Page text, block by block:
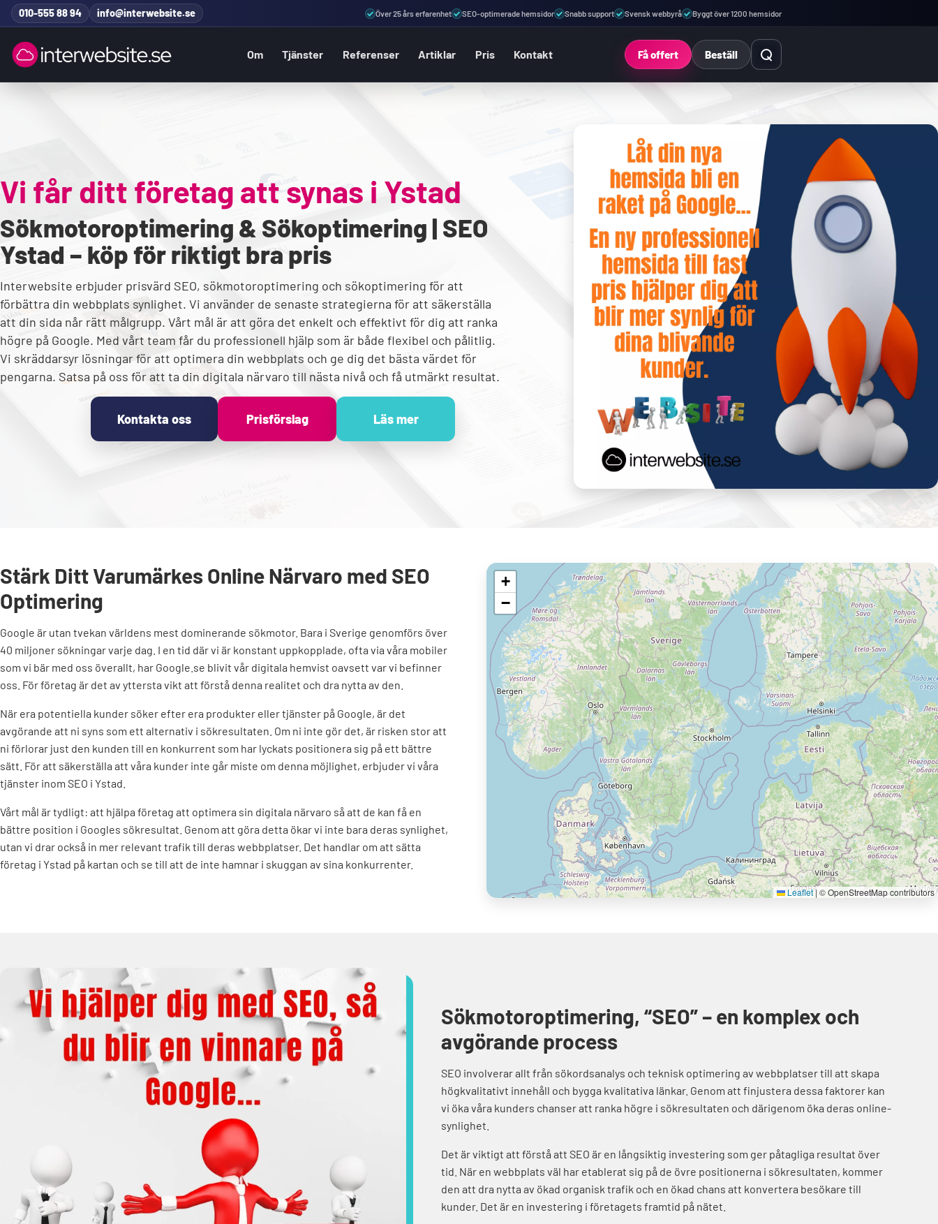
Hoppa till innehåll
010-555 88 94 info@interwebsite.se Över 25 års erfarenhet SEO-optimerade hemsidor Snabb support Svensk webbyrå Byggt över 1200 hemsidor
Om Tjänster Referenser Artiklar Pris Kontakt Få offert Beställ Öppna sök
Vi får ditt företag att synas i Ystad
Sökmotoroptimering & Sökoptimering | SEO
Ystad – köp för riktigt bra pris
Interwebsite erbjuder prisvärd SEO, sökmotoroptimering och sökoptimering för att
förbättra din webbplats synlighet. Vi använder de senaste strategierna för att säkerställa
att din sida når rätt målgrupp. Vårt mål är att göra det enkelt och effektivt för dig att ranka
högre på Google. Med vårt team får du professionell hjälp som är både flexibel och pålitlig.
Vi skräddarsyr lösningar för att optimera din webbplats och ge dig det bästa värdet för
pengarna. Satsa på oss för att ta din digitala närvaro till nästa nivå och få utmärkt resultat.
Kontakta oss Prisförslag Läs mer
Stärk Ditt Varumärkes Online Närvaro med SEO
Optimering
Google är utan tvekan världens mest dominerande sökmotor. Bara i Sverige genomförs över
40 miljoner sökningar varje dag. I en tid där vi är konstant uppkopplade, ofta via våra mobiler
som vi bär med oss överallt, har Google.se blivit vår digitala hemvist oavsett var vi befinner
oss. För företag är det av yttersta vikt att förstå denna realitet och dra nytta av den.
När era potentiella kunder söker efter era produkter eller tjänster på Google, är det
avgörande att ni syns som ett alternativ i sökresultaten. Om ni inte gör det, är risken stor att
ni förlorar just den kunden till en konkurrent som har lyckats positionera sig på ett bättre
sätt. För att säkerställa att våra kunder inte går miste om denna möjlighet, erbjuder vi våra
tjänster inom SEO i Ystad.
Vårt mål är tydligt: att hjälpa företag att optimera sin digitala närvaro så att de kan få en
bättre position i Googles sökresultat. Genom att göra detta ökar vi inte bara deras synlighet,
utan vi drar också in mer relevant trafik till deras webbplatser. Det handlar om att sätta
företag i Ystad på kartan och se till att de inte hamnar i skuggan av sina konkurrenter.
+
−
Leaflet| © OpenStreetMap contributors
Sökmotoroptimering, “SEO” – en komplex och
avgörande process
SEO involverar allt från sökordsanalys och teknisk optimering av webbplatser till att skapa
högkvalitativt innehåll och bygga kvalitativa länkar. Genom att finjustera dessa faktorer kan
vi öka våra kunders chanser att ranka högre i sökresultaten och därigenom öka deras online-
synlighet.
Det är viktigt att förstå att SEO är en långsiktig investering som ger påtagliga resultat över
tid. När en webbplats väl har etablerat sig på de övre positionerna i sökresultaten, kommer
den att dra nytta av ökad organisk trafik och en ökad chans att konvertera besökare till
kunder. Det är en investering i företagets framtid på nätet.